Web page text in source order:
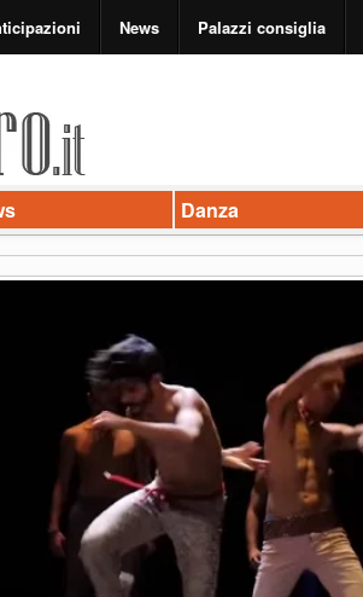
News Palazzi consiglia
Danza